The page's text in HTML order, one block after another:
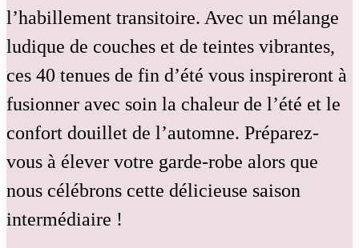
l’habillement transitoire. Avec un mélange
ludique de couches et de teintes vibrantes,
ces 40 tenues de fin d’été vous inspireront à
fusionner avec soin la chaleur de l’été et le
confort douillet de l’automne. Préparez-
vous à élever votre garde-robe alors que
nous célébrons cette délicieuse saison
intermédiaire !